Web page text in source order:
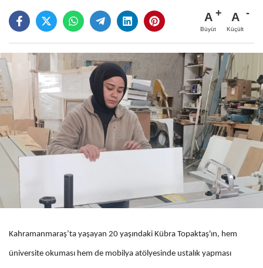
A
Büyüt
A
Küçült
Kahramanmaraş’ta yaşayan 20 yaşındaki Kübra Topaktaş'ın, hem
üniversite okuması hem de mobilya atölyesinde ustalık yapması